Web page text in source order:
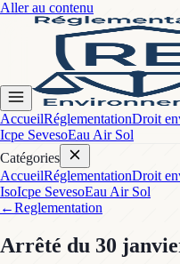
Aller au contenu
AccueilRéglementationDroit
Icpe SevesoEau Air Sol
Catégories
AccueilRéglementationDroit
IsoIcpe SevesoEau Air Sol
←Reglementation
Arrêté du 30